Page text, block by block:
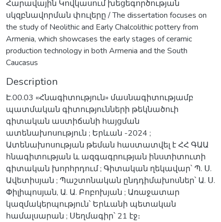
Հարավային Կովկասում խեցեգործության
սկզբնավորման փուլերը / The dissertation focuses on
the study of Neolithic and Early Chalcolithic pottery from
Armenia, which showcases the early stages of ceramic
production technology in both Armenia and the South
Caucasus
Description
Է.00.03 «Հնագիտություն» մասնագիտությամբ
պատմական գիտությունների թեկնածուի
գիտական աստիճանի հայցման
ատենախոսություն ; Երևան -2024 ;
Ատենախոսության թեման հաստատվել է ՀՀ ԳԱԱ
հնագիտության և ազգագրության ինստիտուտի
գիտական խորհրդում ; Գիտական ղեկավար՝ Պ. Ս.
Ավետիսյան ; Պաշտոնական ընդդիմախոսներ՝ Ա. Ս.
Փիլիպոսյան, Ա. Ա. Բոբոխյան ; Առաջատար
կազմակերպություն՝ Երևանի պետական
համալսարան ; Սեղմագիր՝ 21 էջ։